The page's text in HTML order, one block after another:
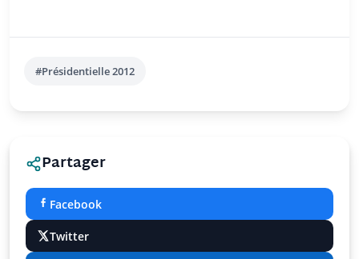
#Présidentielle 2012
Partager
Facebook
Twitter